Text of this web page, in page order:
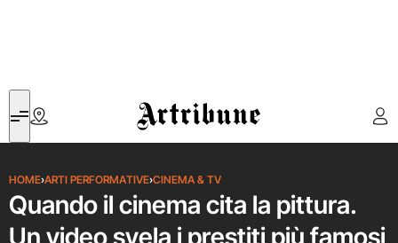
Artribune
HOME›ARTI PERFORMATIVE›CINEMA & TV
Quando il cinema cita la pittura.
Un video svela i prestiti più famosi